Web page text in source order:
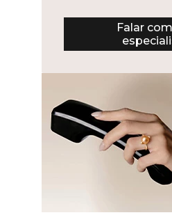
Falar